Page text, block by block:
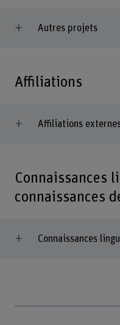
Autres projets
Affiliations
Affiliations
Connaissances
connaissances
Connaissances